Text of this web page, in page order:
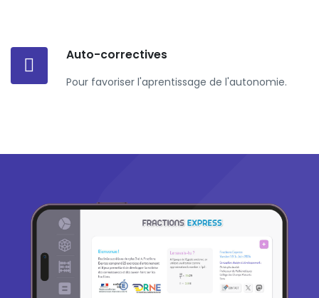
Auto-correctives
Pour favoriser l'aprentissage de l'autonomie.